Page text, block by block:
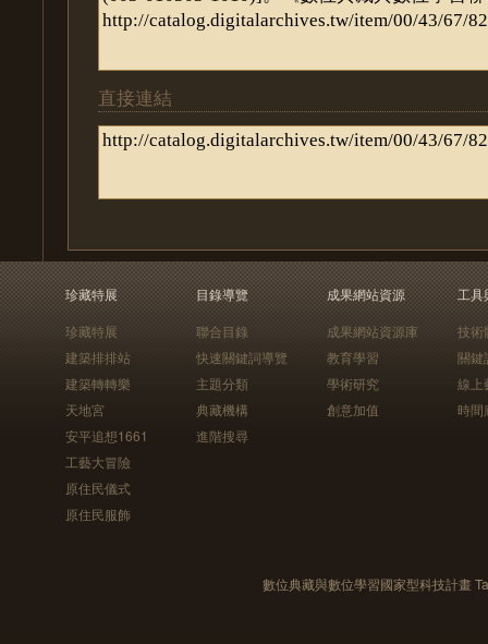
直接連結
珍藏特展
珍藏特展
建築排排站
建築轉轉樂
天地宮
安平追想1661
工藝大冒險
原住民儀式
原住民服飾
目錄導覽
聯合目錄
快速關鍵詞導覽
主題分類
典藏機構
進階搜尋
成果網站資源
成果網站資源庫
教育學習
學術研究
創意加值
工具
技術
關鍵
線上
時間
數位典藏與數位學習國家型科技計畫